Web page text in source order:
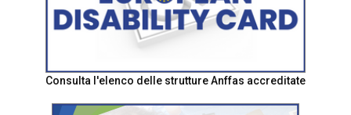
Consulta l'elenco delle strutture Anffas accreditate